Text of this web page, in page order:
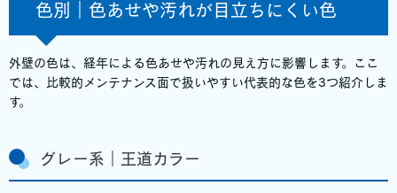
色別｜色あせや汚れが目立ちにくい色
外壁の色は、経年による色あせや汚れの見え方に影響します。ここ
では、比較的メンテナンス面で扱いやすい代表的な色を3つ紹介しま
す。
グレー系｜王道カラー